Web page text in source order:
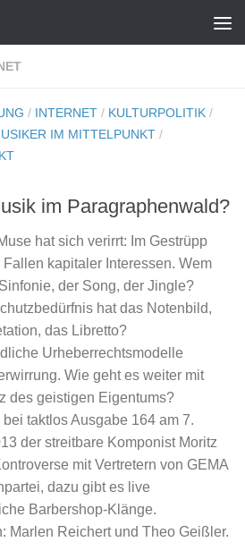
/ INTERNET / KULTURPOLITIK /
IM MITTELPUNKT /
im Paragraphenwald?
hat sich verirrt: Im Gestrüpp
Fallen kapitaler Interessen. Wem
der Song, der Jingle?
hat das Notenbild,
das Libretto?
Urheberrechtsmodelle
Wie geht es weiter mit
des geistigen Eigentums?
bei taktlos Ausgabe 164 am 7.
der streitbare Komponist Moritz
mit Vertretern von GEMA
dazu gibt es live
Barbershop-Klänge.
Marlen Reichert und Theo Geißler.